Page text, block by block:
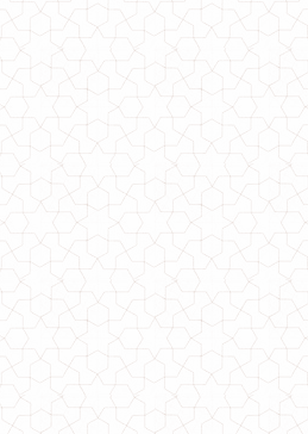
Жіночий максі сарафан вільного крою
Модний жіночий максі сарафан з соняшниками
760.00грн.